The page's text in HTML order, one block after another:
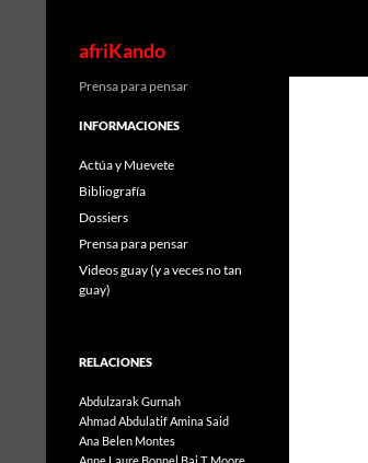
afriKando
Prensa para pensar
INFORMACIONES
Actúa y Muevete
Bibliografía
Dossiers
Prensa para pensar
Videos guay (y a veces no tan
guay)
RELACIONES
Abdulzarak Gurnah
Ahmad AbdulatifAmina Said
Ana Belen Montes